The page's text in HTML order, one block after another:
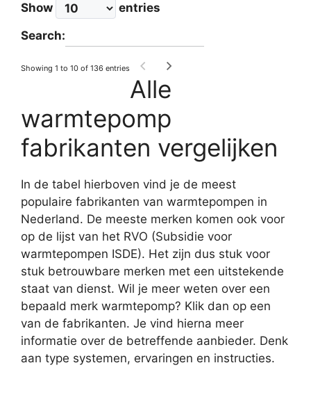
Show
entries
Search:
Showing 1 to 10 of 136 entries
Alle
warmtepomp
fabrikanten vergelijken
In de tabel hierboven vind je de meest
populaire fabrikanten van warmtepompen in
Nederland. De meeste merken komen ook voor
op de lijst van het RVO (Subsidie voor
warmtepompen ISDE). Het zijn dus stuk voor
stuk betrouwbare merken met een uitstekende
staat van dienst. Wil je meer weten over een
bepaald merk warmtepomp? Klik dan op een
van de fabrikanten. Je vind hierna meer
informatie over de betreffende aanbieder. Denk
aan type systemen, ervaringen en instructies.